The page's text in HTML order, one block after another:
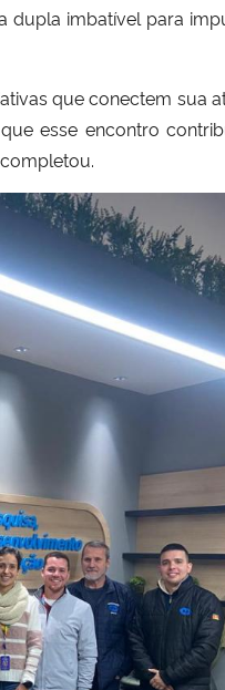
imbatível para
que conectem sua
esse encontro